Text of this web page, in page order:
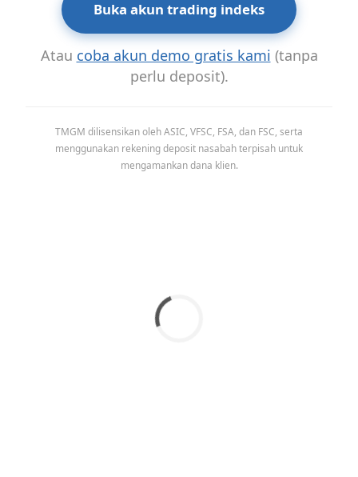
Buka akun trading indeks
Atau coba akun demo gratis kami (tanpa
perlu deposit).
TMGM dilisensikan oleh ASIC, VFSC, FSA, dan FSC, serta
menggunakan rekening deposit nasabah terpisah untuk
mengamankan dana klien.